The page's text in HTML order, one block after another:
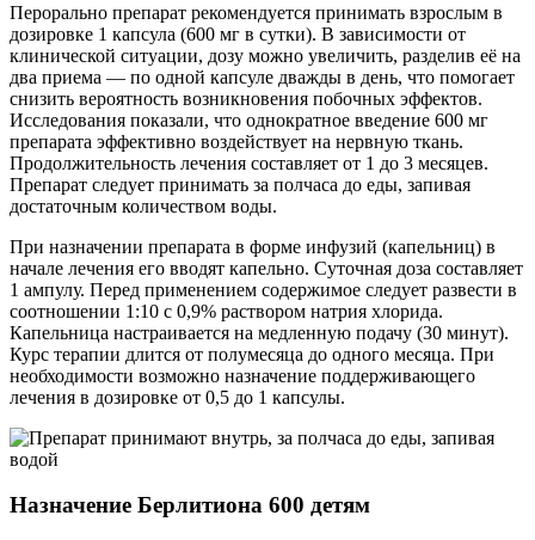
Перорально препарат рекомендуется принимать взрослым в
дозировке 1 капсула (600 мг в сутки). В зависимости от
клинической ситуации, дозу можно увеличить, разделив её на
два приема — по одной капсуле дважды в день, что помогает
снизить вероятность возникновения побочных эффектов.
Исследования показали, что однократное введение 600 мг
препарата эффективно воздействует на нервную ткань.
Продолжительность лечения составляет от 1 до 3 месяцев.
Препарат следует принимать за полчаса до еды, запивая
достаточным количеством воды.
При назначении препарата в форме инфузий (капельниц) в
начале лечения его вводят капельно. Суточная доза составляет
1 ампулу. Перед применением содержимое следует развести в
соотношении 1:10 с 0,9% раствором натрия хлорида.
Капельница настраивается на медленную подачу (30 минут).
Курс терапии длится от полумесяца до одного месяца. При
необходимости возможно назначение поддерживающего
лечения в дозировке от 0,5 до 1 капсулы.
Назначение Берлитиона 600 детям